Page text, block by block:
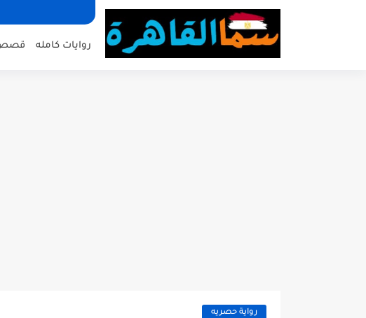
روايات كامله
رواية حصريه